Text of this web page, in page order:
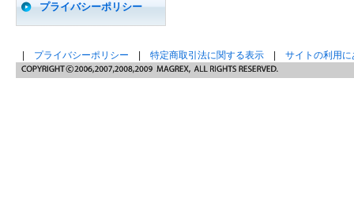
プライバシーポリシー
プライバシーポリシー 特定商取引法に関する表示 サイトの利用に